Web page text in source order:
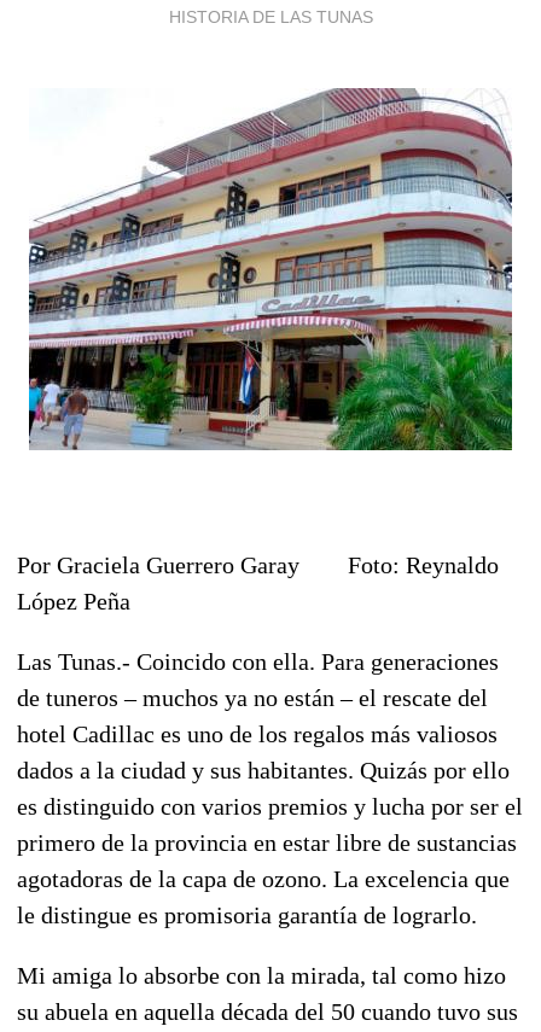
HISTORIA DE LAS TUNAS
Por Graciela Guerrero Garay Foto: Reynaldo
López Peña
Las Tunas.- Coincido con ella. Para generaciones
de tuneros – muchos ya no están – el rescate del
hotel Cadillac es uno de los regalos más valiosos
dados a la ciudad y sus habitantes. Quizás por ello
es distinguido con varios premios y lucha por ser el
primero de la provincia en estar libre de sustancias
agotadoras de la capa de ozono. La excelencia que
le distingue es promisoria garantía de lograrlo.
Mi amiga lo absorbe con la mirada, tal como hizo
su abuela en aquella década del 50 cuando tuvo sus